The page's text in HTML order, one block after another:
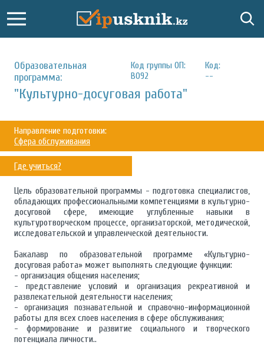
Образовательная
программа:
Код группы ОП:
B092
Код:
--
"Культурно-досуговая работа"
Направление подготовки:
Сфера обслуживания
Где учиться?
Цель образовательной программы - подготовка специалистов,
обладающих профессиональными компетенциями в культурно-
досуговой сфере, имеющие углубленные навыки в
культуротворческом процессе, организаторской, методической,
исследовательской и управленческой деятельности.
Бакалавр по образовательной программе «Культурно-
досуговая работа» может выполнять следующие функции:
- организация общения населения;
- представление условий и организация рекреативной и
развлекательной деятельности населения;
- организация познавательной и справочно-информационной
работы для всех слоев населения в сфере обслуживания;
- формирование и развитие социального и творческого
потенциала личности..